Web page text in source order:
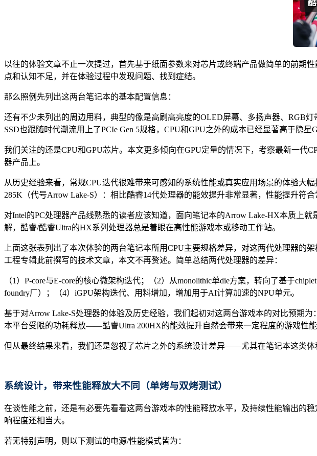
以往的体验文章不止一次提过，首先基于纸面参数来对芯片或终端产品做简单的前期
点和认知不足，并在体验过程中发现问题、找到症结。
那么照例先列出这两台笔记本的基本配置信息：
还有不少未列出的周边用料，典型的像是高刷高亮度的OLED屏幕、多扬声器、RGB
SSD也跟随时代潮流用上了PCIe Gen 5规格，CPU和GPU之外的成本已经显著高于隐星
我们关注的还是CPU和GPU芯片。本文更多倾向在GPU定量的情况下，考察最新一代
器产品上。
从历史经验来看，常规CPU迭代很难带来可感知的系统性能或真实应用场景的体验大
285K（代号Arrow Lake-S）：相比酷睿14代处理器的能效提升非常显著，性能提升
对Intel的PC处理器产品线熟悉的读者应该知道，面向笔记本的Arrow Lake-HX本质上
解，酷睿/酷睿Ultra的HX系列处理器总是着眼在高性能游戏本或移动工作站。
上面这张表列出了本次体验的两台笔记本所用CPU主要规格差异，对这两代处理器
工程专辑此前撰写的技术文章，本文不再赘述。简单总结两代处理器的差异：
（1）P-core与E-core的核心微架构迭代；（2）从monolithic单die方案，转向了基于
foundry厂）；（4）iGPU架构迭代、用料增加，增加用于AI计算加速的NPU单元。
基于对Arrow Lake-S处理器的体验及历史经验，我们起初对这两台游戏本的对比预期
本平台受限的功耗释放——酷睿Ultra 200HX的能效提升自然会带来一定程度的游戏性能
但从最终结果来看，我们还是忽视了芯片之外的系统设计差异——尤其在笔记本这类体
系统设计，带来性能释放大不同（单烤与双烤测试）
在谈性能之前，还是有必要先看看这两台游戏本的性能释放水平，及持续性能输出
响程度还相当大。
若无特别声明，则以下测试的电源/性能模式皆为：